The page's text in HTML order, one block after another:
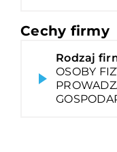
Cechy firmy
Rodzaj
OSOBY